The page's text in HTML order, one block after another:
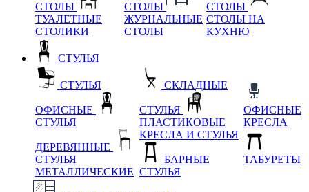
СТОЛЫ
ТУАЛЕТНЫЕ
СТОЛИКИ
СТОЛЫ
ЖУРНАЛЬНЫЕ
СТОЛЫ
СТОЛЫ
СТОЛЫ НА
КУХНЮ
СТУЛЬЯ
СТУЛЬЯ
ОФИСНЫЕ
СТУЛЬЯ
ДЕРЕВЯННЫЕ
СТУЛЬЯ
МЕТАЛЛИЧЕСКИЕ
СКЛАДНЫЕ
СТУЛЬЯ
ПЛАСТИКОВЫЕ
КРЕСЛА И СТУЛЬЯ
БАРНЫЕ
СТУЛЬЯ
ОФИСНЫЕ
КРЕСЛА
ТАБУРЕТЫ